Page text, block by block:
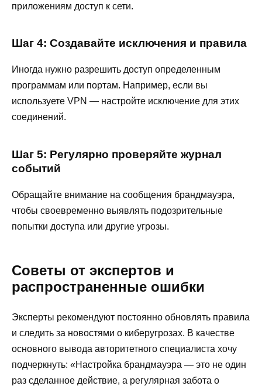
приложениям доступ к сети.
Шаг 4: Создавайте исключения и правила
Иногда нужно разрешить доступ определенным
программам или портам. Например, если вы
используете VPN — настройте исключение для этих
соединений.
Шаг 5: Регулярно проверяйте журнал
событий
Обращайте внимание на сообщения брандмауэра,
чтобы своевременно выявлять подозрительные
попытки доступа или другие угрозы.
Советы от экспертов и
распространенные ошибки
Эксперты рекомендуют постоянно обновлять правила
и следить за новостями о киберугрозах. В качестве
основного вывода авторитетного специалиста хочу
подчеркнуть: «Настройка брандмауэра — это не один
раз сделанное действие, а регулярная забота о